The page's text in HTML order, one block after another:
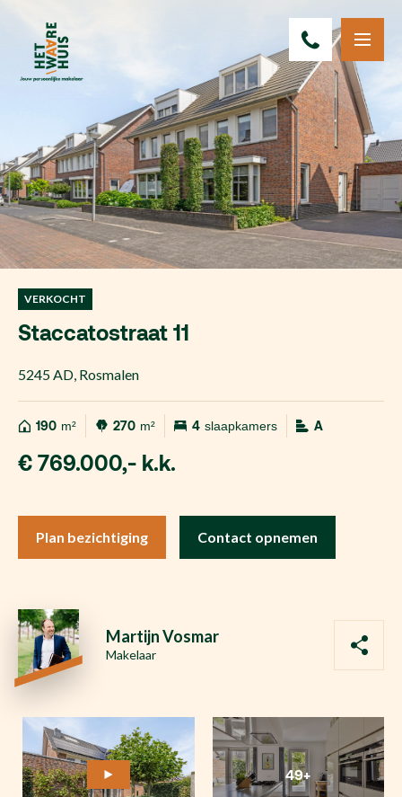
VERKOCHT
Staccatostraat 11
5245 AD, Rosmalen
190 m² 270 m² 4 slaapkamers A
€ 769.000,- k.k.
Plan bezichtiging Contact opnemen
Martijn Vosmar
Makelaar
49+